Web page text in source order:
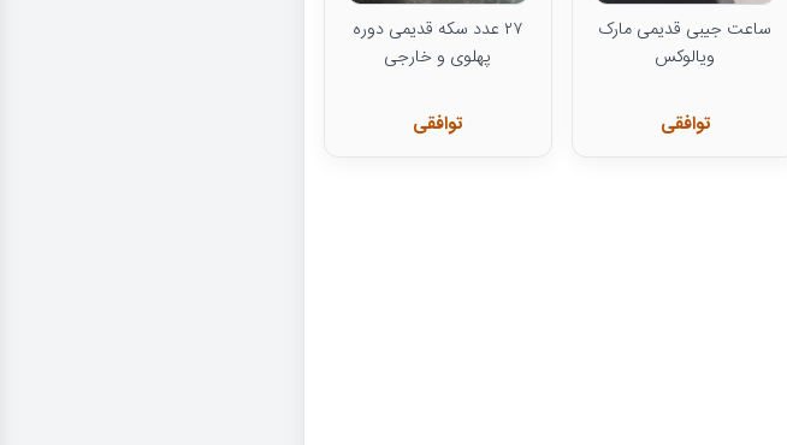
ساعت جیبی قدیمی مارک
ویالوکس
توافقی
۲۷ عدد سکه قدیمی دوره
پهلوی و خارجی
توافقی